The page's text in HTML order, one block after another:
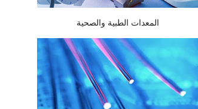
المعدات الطبية والصحية